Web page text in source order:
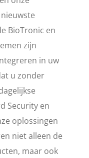
BioTronic en
zijn
in uw
u zonder
Security en
oplossingen
niet alleen de
maar ook